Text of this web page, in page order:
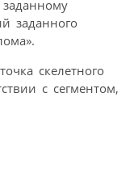
заданного
скелетного
с сегментом,